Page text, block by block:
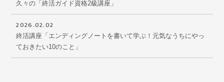
久々の「終活ガイド資格2級講座」
2026.02.02
終活講座「エンディングノートを書いて学ぶ！元気なうちにやっ
ておきたい10のこと」